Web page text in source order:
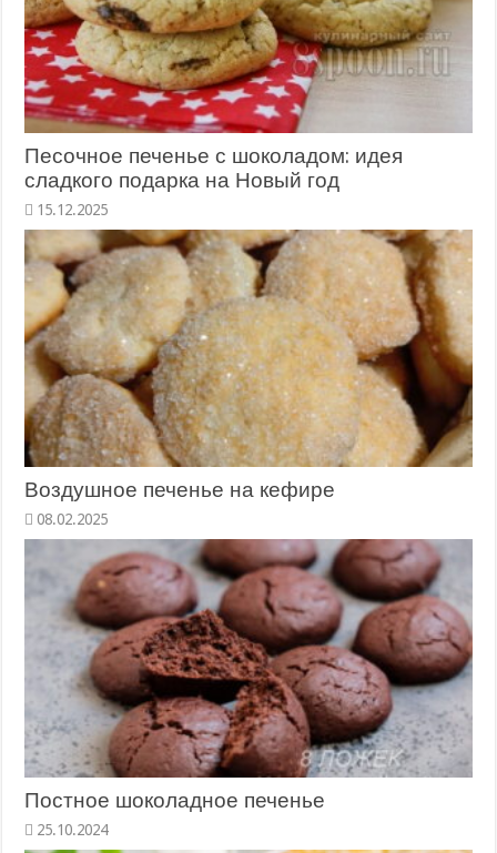
Песочное печенье с шоколадом: идея
сладкого подарка на Новый год
Воздушное печенье на кефире
Постное шоколадное печенье